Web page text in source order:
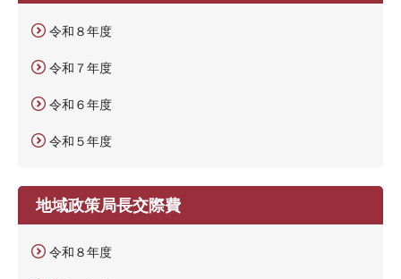
令和８年度
令和７年度
令和６年度
令和５年度
地域政策局長交際費
令和８年度